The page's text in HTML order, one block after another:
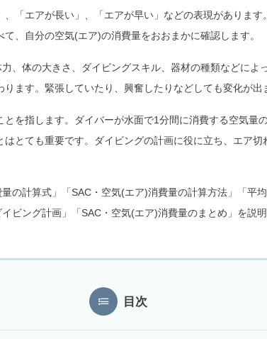
「エアが長い」、「エアが早い」などの表現があります
、自分の空気(エア)の消費量をおおまかに確認します。
、体の大きさ、ダイビングスキル、器材の種類などによ
ます。緊張していたり、興奮したりなどしても変化が出
を指します。ダイバーが水面で1分間に消費する空気量
とても重要です。ダイビングの計画に役に立ち、エア切
の計算式」「SAC・空気(エア)消費量の計算方法」「平
ビング計画」「SAC・空気(エア)消費量のまとめ」を説明
目次